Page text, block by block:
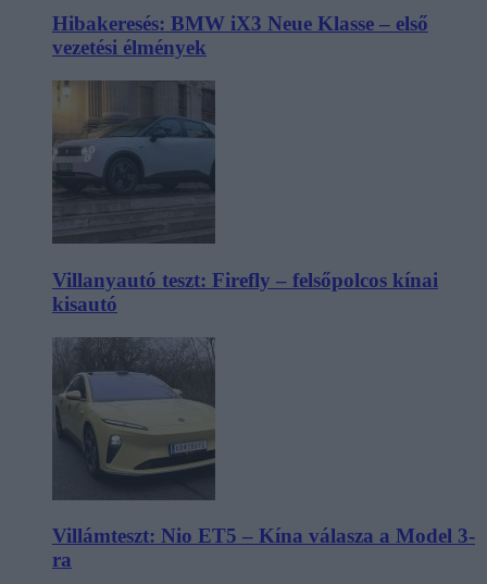
Hibakeresés: BMW iX3 Neue Klasse – első
vezetési élmények
Villanyautó teszt: Firefly – felsőpolcos kínai
kisautó
Villámteszt: Nio ET5 – Kína válasza a Model 3-
ra